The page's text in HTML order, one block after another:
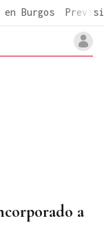
Burgos
a